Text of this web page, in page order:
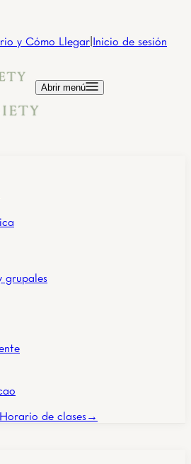
y Cómo Llegar Inicio de sesión
Abrir menú
grupales
Horario de clases→